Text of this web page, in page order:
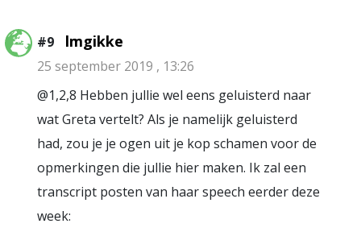
#9 lmgikke
25 september 2019 , 13:26
@1,2,8 Hebben jullie wel eens geluisterd naar
wat Greta vertelt? Als je namelijk geluisterd
had, zou je je ogen uit je kop schamen voor de
opmerkingen die jullie hier maken. Ik zal een
transcript posten van haar speech eerder deze
week: